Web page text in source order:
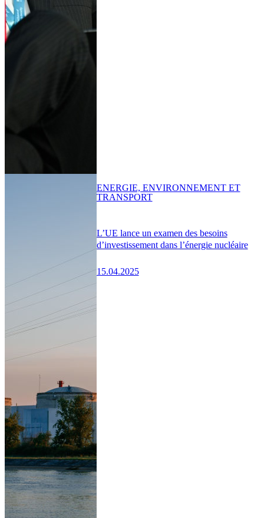
L’UE lance un examen des besoins
d’investissement dans l’énergie nucléaire
15.04.2025
ENERGIE, ENVIRONNEMENT ET
TRANSPORT